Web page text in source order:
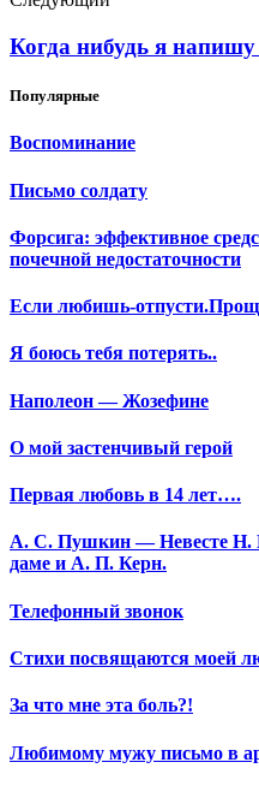
Когда нибудь я напишу
Популярные
Воспоминание
Письмо солдату
Форсига: эффективное
почечной недостаточности
Если любишь-
Я боюсь тебя потерять..
Наполеон — Жозефине
О мой застенчивый герой
Первая любовь в 14 лет….
А. С. Пушкин — Невесте Н.
даме и А. П. Керн.
Телефонный звонок
Стихи посвящаются моей
За что мне эта боль?!
Любимому мужу письмо в